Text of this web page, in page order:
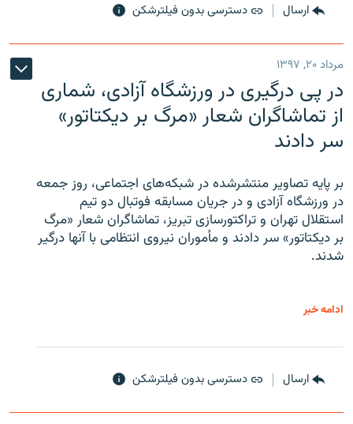
ارسال دسترسی بدون فیلترشکن
مرداد ۲۰, ۱۳۹۷
در پی درگیری در ورزشگاه آزادی، شماری
از تماشاگران شعار «مرگ بر دیکتاتور»
سر دادند
بر پایه تصاویر منتشرشده در شبکه‌های اجتماعی، روز جمعه
در ورزشگاه آزادی و در جریان مسابقه فوتبال دو تیم
استقلال تهران و تراکتورسازی تبریز، تماشاگران شعار «مرگ
بر دیکتاتور» سر دادند و مأموران نیروی انتظامی با آنها درگیر
شدند.
ادامه خبر
ارسال دسترسی بدون فیلترشکن